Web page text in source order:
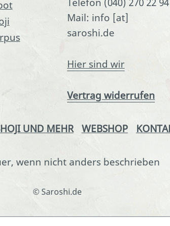
Mail: info [at]
saroshi.de
Hier sind wir
Vertrag widerrufen
UND MEHR WEBSHOP
wenn nicht anders beschrieben
© Saroshi.de